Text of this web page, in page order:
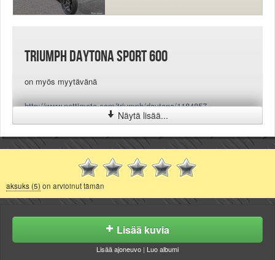
Näytä lisää...
Triumph Daytona sport 600
on myös myytävänä
http://www.nettimoto.com/triumph/daytona/1184857
aksuks (5) on arvioinut tämän
Lisää kuvia
Lisää ajoneuvo | Luo albumi